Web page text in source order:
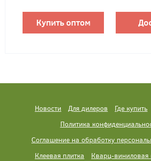
Купить оптом
Новости Для дилеров Где купить
Политика
Соглашение на обработку
Клеевая плитка
Кварц-виниловая